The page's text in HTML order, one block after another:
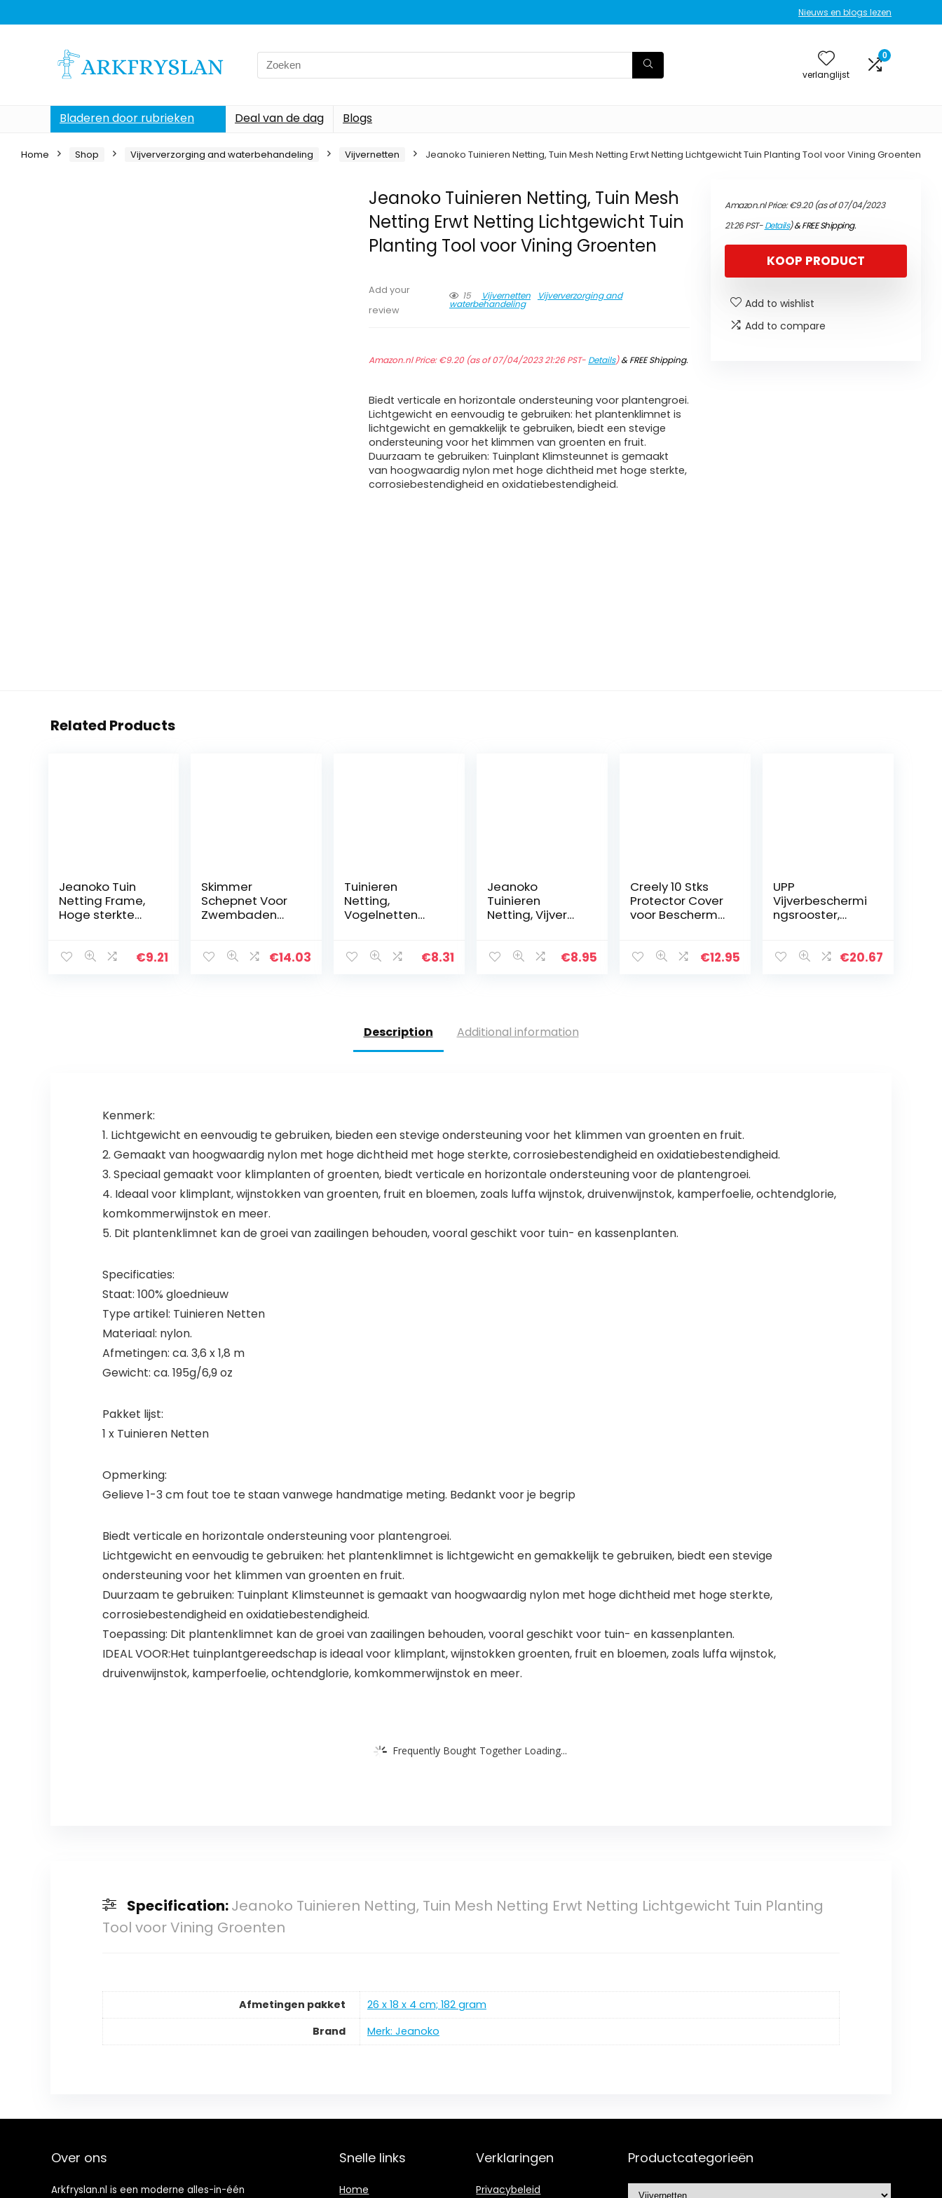
Nieuws en blogs lezen
Search
for:
verlanglijst
0
Bladeren door rubrieken Deal van de dag Blogs
Home Shop Vijververzorging and waterbehandeling Vijvernetten Jeanoko Tuinieren Netting, Tuin Mesh Netting Erwt Netting Lichtgewicht Tuin Planting Tool voor Vining Groenten
Jeanoko Tuinieren Netting, Tuin Mesh
Netting Erwt Netting Lichtgewicht Tuin
Planting Tool voor Vining Groenten
Add your
review
15 Vijvernetten Vijververzorging and
waterbehandeling
Amazon.nl Price:€9.20(as of 07/04/2023 21:26 PST- Details)&FREE Shipping.
Biedt verticale en horizontale ondersteuning voor plantengroei.
Lichtgewicht en eenvoudig te gebruiken: het plantenklimnet is
lichtgewicht en gemakkelijk te gebruiken, biedt een stevige
ondersteuning voor het klimmen van groenten en fruit.
Duurzaam te gebruiken: Tuinplant Klimsteunnet is gemaakt
van hoogwaardig nylon met hoge dichtheid met hoge sterkte,
corrosiebestendigheid en oxidatiebestendigheid.
Amazon.nl Price:€9.20(as of 07/04/2023
21:26 PST-Details)&FREE Shipping.
KOOP PRODUCT
Add to wishlist
Add to compare
Related Products
Jeanoko Tuin
Netting Frame,
Hoge sterkte
Netting Netting
€9.21
Skimmer
Schepnet Voor
Zwembaden
Paal,
€14.03
Tuinieren
Netting,
Vogelnetten
sterkte
voor Ochtend
Glorie
€8.31
Jeanoko
Tuinieren
Netting, Vijver
Netting Hoge€8.95
Creely 10 Stks
Protector Cover
voor Bescherm
Gespen voor€12.95
UPP
Vijverbeschermi
ngsrooster,
zonder net, €20.67
Description Additional information
Kenmerk:
1. Lichtgewicht en eenvoudig te gebruiken, bieden een stevige ondersteuning voor het klimmen van groenten en fruit.
2. Gemaakt van hoogwaardig nylon met hoge dichtheid met hoge sterkte, corrosiebestendigheid en oxidatiebestendigheid.
3. Speciaal gemaakt voor klimplanten of groenten, biedt verticale en horizontale ondersteuning voor de plantengroei.
4. Ideaal voor klimplant, wijnstokken van groenten, fruit en bloemen, zoals luffa wijnstok, druivenwijnstok, kamperfoelie, ochtendglorie,
komkommerwijnstok en meer.
5. Dit plantenklimnet kan de groei van zaailingen behouden, vooral geschikt voor tuin- en kassenplanten.
Specificaties:
Staat: 100% gloednieuw
Type artikel: Tuinieren Netten
Materiaal: nylon.
Afmetingen: ca. 3,6 x 1,8 m
Gewicht: ca. 195g/6,9 oz
Pakket lijst:
1 x Tuinieren Netten
Opmerking:
Gelieve 1-3 cm fout toe te staan vanwege handmatige meting. Bedankt voor je begrip
Biedt verticale en horizontale ondersteuning voor plantengroei.
Lichtgewicht en eenvoudig te gebruiken: het plantenklimnet is lichtgewicht en gemakkelijk te gebruiken, biedt een stevige
ondersteuning voor het klimmen van groenten en fruit.
Duurzaam te gebruiken: Tuinplant Klimsteunnet is gemaakt van hoogwaardig nylon met hoge dichtheid met hoge sterkte,
corrosiebestendigheid en oxidatiebestendigheid.
Toepassing: Dit plantenklimnet kan de groei van zaailingen behouden, vooral geschikt voor tuin- en kassenplanten.
IDEAL VOOR:Het tuinplantgereedschap is ideaal voor klimplant, wijnstokken groenten, fruit en bloemen, zoals luffa wijnstok,
druivenwijnstok, kamperfoelie, ochtendglorie, komkommerwijnstok en meer.
Frequently Bought Together Loading...
Specification:Jeanoko Tuinieren Netting, Tuin Mesh Netting Erwt Netting Lichtgewicht Tuin Planting
Tool voor Vining Groenten
Afmetingen pakket
‎26 x 18 x 4 cm; 182 gram
Brand
Merk: Jeanoko
Over ons
Arkfryslan.nl is een moderne alles-in-één
Snelle links
Home
Verklaringen
Privacybeleid
Productcategorieën